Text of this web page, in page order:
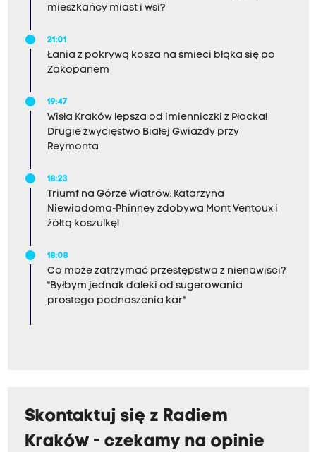
mieszkańcy miast i wsi?
21:01
Łania z pokrywą kosza na śmieci błąka się po
Zakopanem
19:47
Wisła Kraków lepsza od imienniczki z Płocka!
Drugie zwycięstwo Białej Gwiazdy przy
Reymonta
18:23
Triumf na Górze Wiatrów: Katarzyna
Niewiadoma-Phinney zdobywa Mont Ventoux i
żółtą koszulkę!
18:08
Co może zatrzymać przestępstwa z nienawiści?
"Byłbym jednak daleki od sugerowania
prostego podnoszenia kar"
Skontaktuj się z Radiem
Kraków - czekamy na opinie